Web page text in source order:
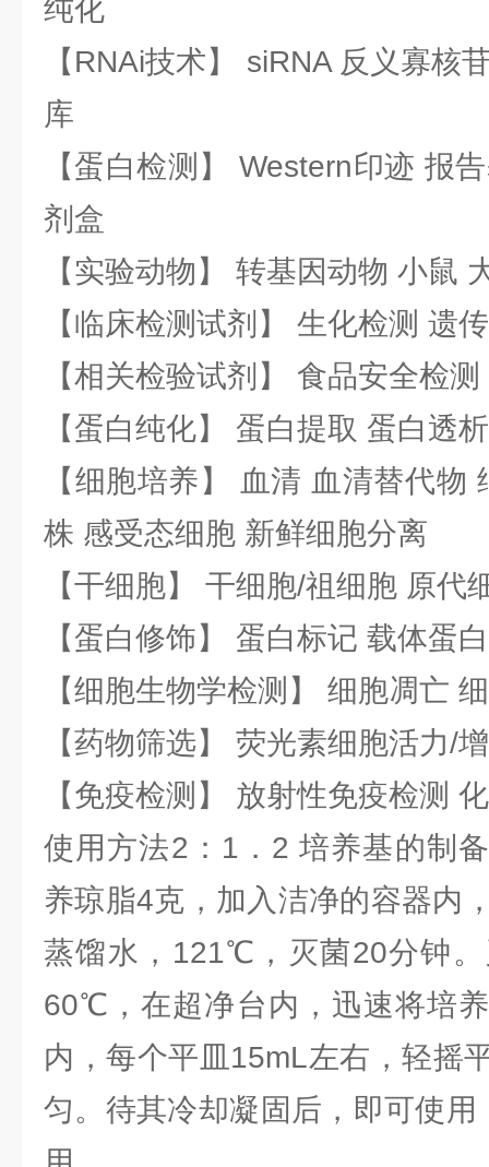
纯化
【RNAi技术】 siRNA 反义寡核
库
【蛋白检测】 Western印迹 报
剂盒
【实验动物】 转基因动物 小鼠
【临床检测试剂】 生化检测 遗
【相关检验试剂】 食品安全检
【蛋白纯化】 蛋白提取 蛋白透
【细胞培养】 血清 血清替代物
株 感受态细胞 新鲜细胞分离
【干细胞】 干细胞/祖细胞 原代
【蛋白修饰】 蛋白标记 载体蛋
【细胞生物学检测】 细胞凋亡
【药物筛选】 荧光素细胞活力/
【免疫检测】 放射性免疫检测
使用方法2：1．2 培养基的制
养琼脂4克，加入洁净的容器内
蒸馏水，121℃，灭菌20分钟
60℃，在超净台内，迅速将培
内，每个平皿15mL左右，轻摇
匀。待其冷却凝固后，即可使